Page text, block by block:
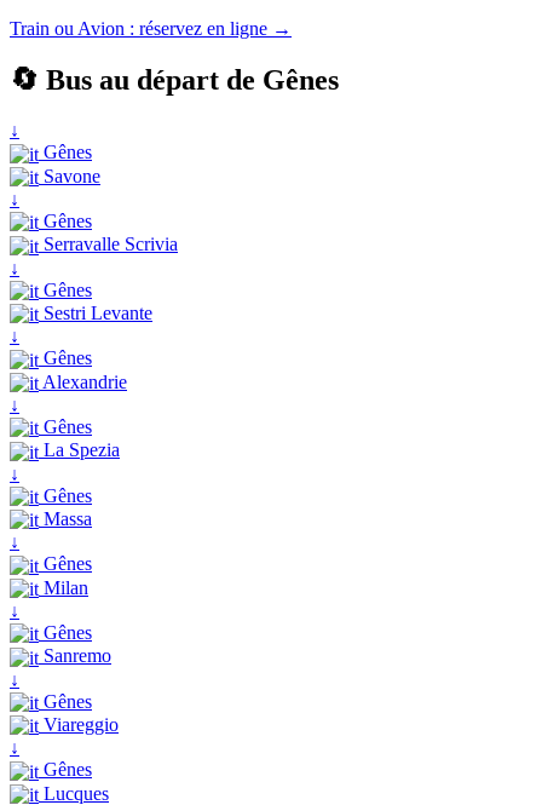
Train ou Avion : réservez en ligne →
🔄 Bus au départ de Gênes
↓
Gênes
Savone
↓
Gênes
Serravalle Scrivia
↓
Gênes
Sestri Levante
↓
Gênes
Alexandrie
↓
Gênes
La Spezia
↓
Gênes
Massa
↓
Gênes
Milan
↓
Gênes
Sanremo
↓
Gênes
Viareggio
↓
Gênes
Lucques